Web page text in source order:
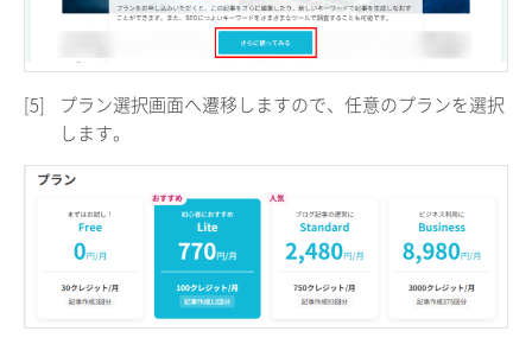
[5]
プラン選択画面へ遷移しますので、任意のプランを選択
します。